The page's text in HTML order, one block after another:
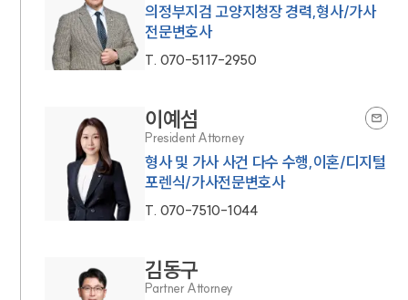
의정부지검 고양지청장 경력,형사/가사
전문변호사
T. 070-5117-2950
이예섬
President Attorney
형사 및 가사 사건 다수 수행,이혼/디지털
포렌식/가사전문변호사
T. 070-7510-1044
김동구
Partner Attorney